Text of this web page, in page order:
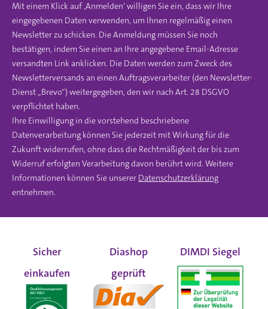
Mit einem Klick auf ‚Anmelden‘ willigen Sie ein, dass wir Ihre
eingegebenen Daten verwenden, um Ihnen regelmäßig einen
Newsletter zu schicken. Die Anmeldung müssen Sie noch
bestätigen, indem Sie einen an Ihre angegebene Email-Adresse
versandten Link anklicken. Die Daten werden zum Zweck des
Newsletterversands an einen Auftragsverarbeiter (den Newsletter-
Dienst „Brevo“) weitergegeben, den wir nach Art. 28 DSGVO
verpflichtet haben.
Ihre Einwilligung in die vorstehend beschriebene
Datenverarbeitung können Sie jederzeit mit Wirkung für die
Zukunft widerrufen, ohne dass die Rechtmäßigkeit der bis zum
Widerruf erfolgten Verarbeitung davon berührt wird. Weitere
Informationen können Sie unserer Datenschutzerklärung
entnehmen.
Sicher
einkaufen
Diashop
geprüft
DIMDI Siegel